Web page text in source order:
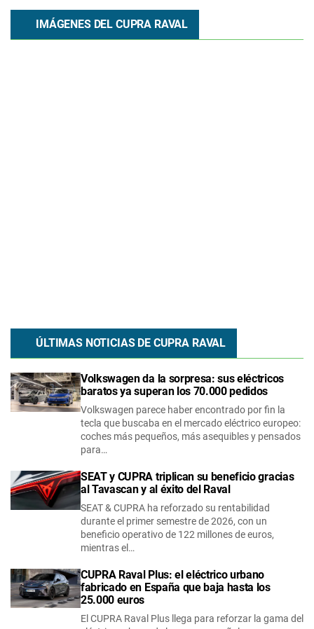
IMÁGENES DEL CUPRA RAVAL
ÚLTIMAS NOTICIAS DE CUPRA RAVAL
Volkswagen da la sorpresa: sus eléctricos
baratos ya superan los 70.000 pedidos
Volkswagen parece haber encontrado por fin la
tecla que buscaba en el mercado eléctrico europeo:
coches más pequeños, más asequibles y pensados
para…
SEAT y CUPRA triplican su beneficio gracias
al Tavascan y al éxito del Raval
SEAT & CUPRA ha reforzado su rentabilidad
durante el primer semestre de 2026, con un
beneficio operativo de 122 millones de euros,
mientras el…
CUPRA Raval Plus: el eléctrico urbano
fabricado en España que baja hasta los
25.000 euros
El CUPRA Raval Plus llega para reforzar la gama del